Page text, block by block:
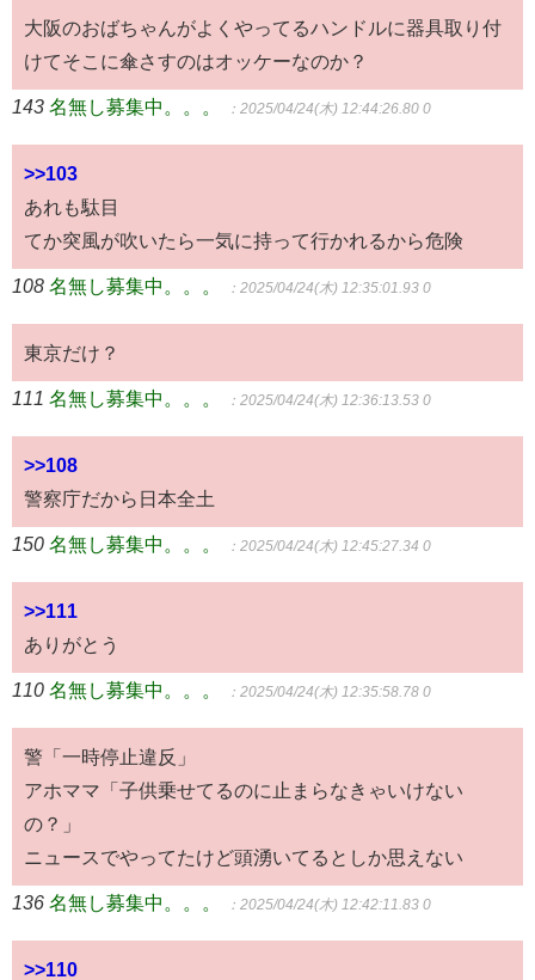
大阪のおばちゃんがよくやってるハンドルに器具取り付
けてそこに傘さすのはオッケーなのか？
143 名無し募集中。。。 ：2025/04/24(木) 12:44:26.80 0
>>103
あれも駄目
てか突風が吹いたら一気に持って行かれるから危険
108 名無し募集中。。。 ：2025/04/24(木) 12:35:01.93 0
東京だけ？
111 名無し募集中。。。 ：2025/04/24(木) 12:36:13.53 0
>>108
警察庁だから日本全土
150 名無し募集中。。。 ：2025/04/24(木) 12:45:27.34 0
>>111
ありがとう
110 名無し募集中。。。 ：2025/04/24(木) 12:35:58.78 0
警「一時停止違反」
アホママ「子供乗せてるのに止まらなきゃいけない
の？」
ニュースでやってたけど頭湧いてるとしか思えない
136 名無し募集中。。。 ：2025/04/24(木) 12:42:11.83 0
>>110